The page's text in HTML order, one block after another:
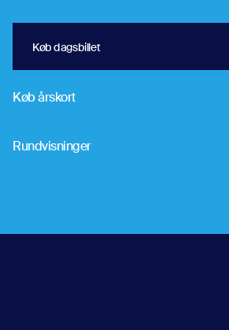
Køb dagsbillet
Køb dagsbillet
Køb årskort
Rundvisninger